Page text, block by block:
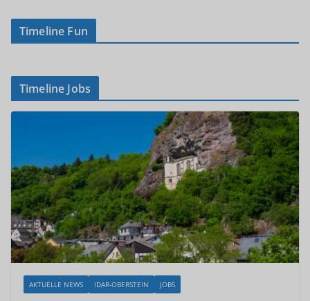
Timeline Fun
Timeline Jobs
AKTUELLE NEWS IDAR-OBERSTEIN JOBS